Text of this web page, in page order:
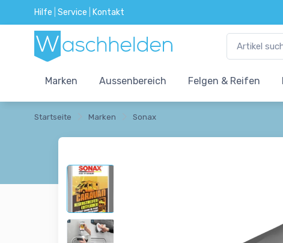
Hilfe Service Kontakt
Marken Aussenbereich Felgen & Reifen
Startseite Marken Sonax